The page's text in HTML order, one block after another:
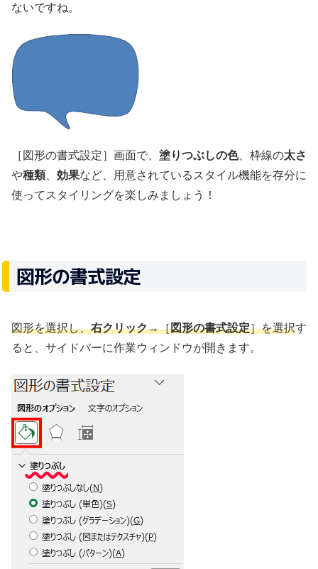
ないですね。
［図形の書式設定］画面で、 塗りつぶしの色、枠線の太さ
や種類、 効果など、用意されているスタイル機能を存分に
使ってスタイリングを楽しみましょう！
図形の書式設定
図形を選択し、右クリック→［図形の書式設定］を選択す
ると、サイドバーに作業ウィンドウが開きます。